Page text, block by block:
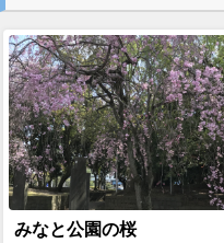
みなと公園の桜